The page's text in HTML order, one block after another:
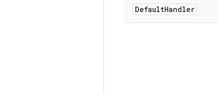
DefaultHandler